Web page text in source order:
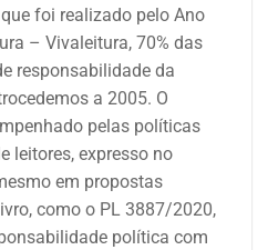
foi realizado pelo Ano
– Vivaleitura, 70% das
responsabilidade da
a 2005. O
pelas políticas
leitores, expresso no
em propostas
como o PL 3887/2020,
política com